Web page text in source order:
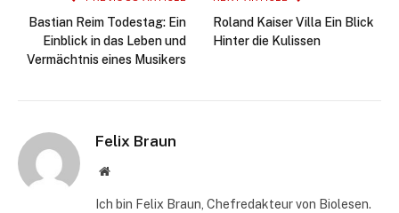
Bastian Reim Todestag: Ein
Einblick in das Leben und
Vermächtnis eines Musikers
Roland Kaiser Villa Ein Blick
Hinter die Kulissen
Felix Braun
Website
Ich bin Felix Braun, Chefredakteur von Biolesen.